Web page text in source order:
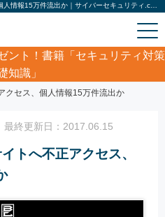
ント！書籍「セキュリティ対策
知識」
・情報漏洩ニュース
クセス、個人情報15万件流出か
終更新日：2017.06.15
トへ不正アクセス、